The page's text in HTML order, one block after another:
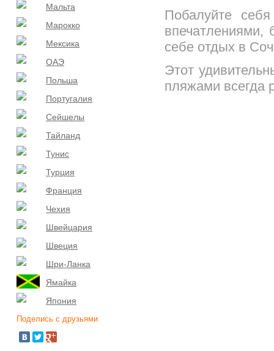
Мальта
Марокко
Мексика
ОАЭ
Польша
Португалия
Сейшелы
Тайланд
Тунис
Турция
Франция
Чехия
Швейцария
Швеция
Шри-Ланка
Ямайка
Япония
Поделись с друзьями
Побалуйте
себе отдых в
Этот
пляжами всегда